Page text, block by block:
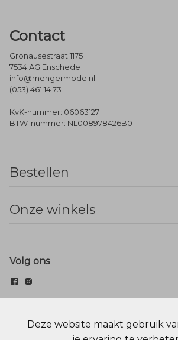
Contact
Gronausestraat 1175
7534 AG Enschede
info@mengermode.nl
(053) 461 14 73
KvK-nummer: 06063127
BTW-nummer: NL008978426B01
Bestellen
Onze winkels
Volg ons
© Menger Mode
Deze website maakt gebruik